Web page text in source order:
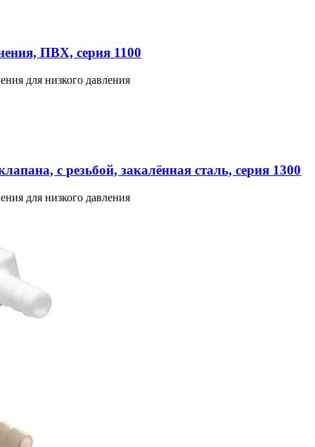
ПВХ, серия 1100
для низкого давления
с резьбой, закалённая сталь, серия 1300
для низкого давления